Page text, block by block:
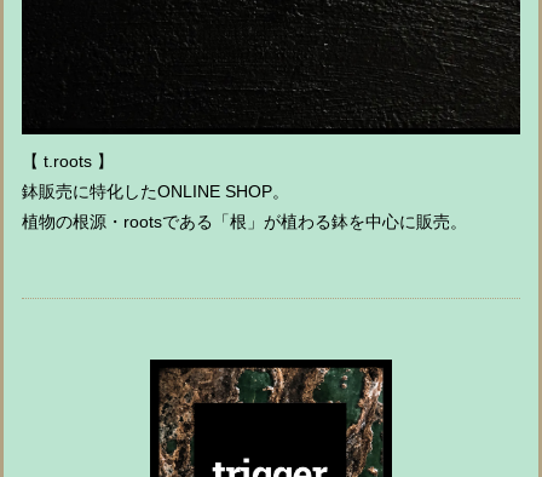
【 t.roots 】
鉢販売に特化したONLINE SHOP。
植物の根源・rootsである「根」が植わる鉢を中心に販売。